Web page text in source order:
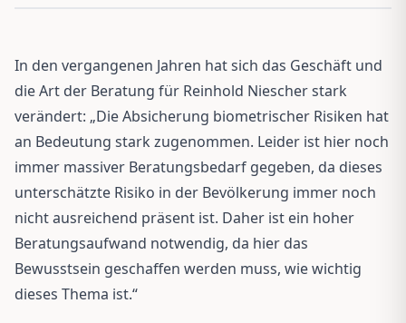
In den vergangenen Jahren hat sich das Geschäft und
die Art der Beratung für Reinhold Niescher stark
verändert: „Die Absicherung biometrischer Risiken hat
an Bedeutung stark zugenommen. Leider ist hier noch
immer massiver Beratungsbedarf gegeben, da dieses
unterschätzte Risiko in der Bevölkerung immer noch
nicht ausreichend präsent ist. Daher ist ein hoher
Beratungsaufwand notwendig, da hier das
Bewusstsein geschaffen werden muss, wie wichtig
dieses Thema ist.“